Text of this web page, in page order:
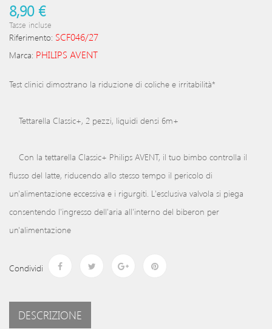
8,90 €
Tasse incluse
Riferimento: SCF046/27
Marca: PHILIPS AVENT
Test clinici dimostrano la riduzione di coliche e irritabilità*
Tettarella Classic+, 2 pezzi, liquidi densi 6m+
Con la tettarella Classic+ Philips AVENT, il tuo bimbo controlla il
flusso del latte, riducendo allo stesso tempo il pericolo di
un'alimentazione eccessiva e i rigurgiti. L'esclusiva valvola si piega
consentendo l'ingresso dell'aria all'interno del biberon per
un'alimentazione
Condividi
DESCRIZIONE